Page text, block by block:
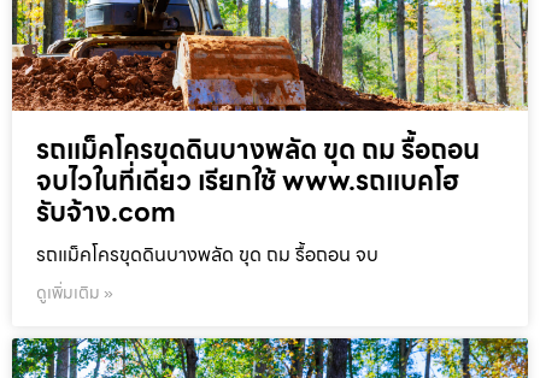
รถแม็คโครขุดดินบางพลัด ขุด ถม รื้อถอน
จบไวในที่เดียว เรียกใช้ www.รถแบคโฮ
รับจ้าง.com
รถแม็คโครขุดดินบางพลัด ขุด ถม รื้อถอน จบ
ดูเพิ่มเติม »